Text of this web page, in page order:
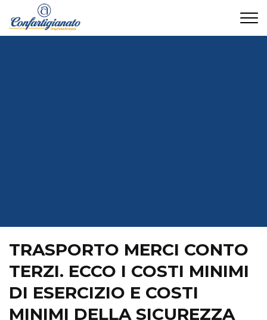
TRASPORTO MERCI CONTO
TERZI. ECCO I COSTI MINIMI
DI ESERCIZIO E COSTI
MINIMI DELLA SICUREZZA